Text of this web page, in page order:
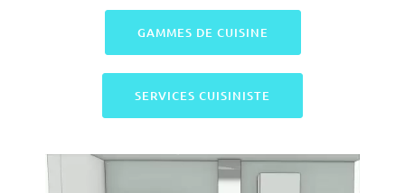
GAMMES DE CUISINE
SERVICES CUISINISTE